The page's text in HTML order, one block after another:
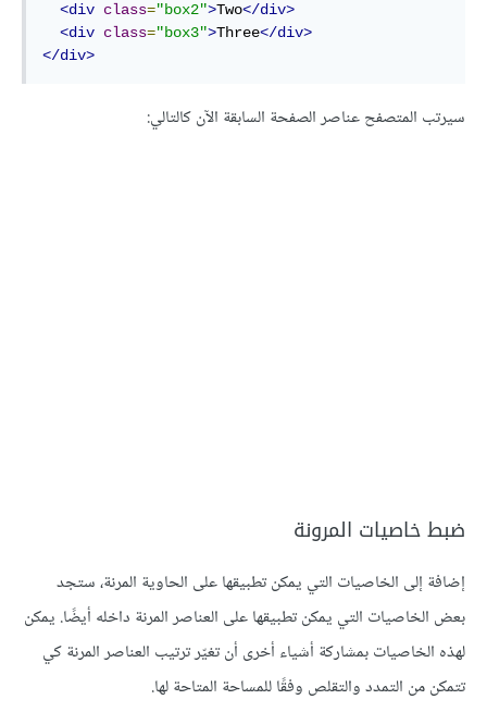
<div class="box2">Two</div>
<div class="box3">Three</div>
</div>
سيرتب المتصفح عناصر الصفحة السابقة الآن كالتالي:
ضبط خاصيات المرونة
إضافة إلى الخاصيات التي يمكن تطبيقها على الحاوية المرنة، ستجد
بعض الخاصيات التي يمكن تطبيقها على العناصر المرنة داخله أيضًا. يمكن
لهذه الخاصيات بمشاركة أشياء أخرى أن تغيّر ترتيب العناصر المرنة كي
تتمكن من التمدد والتقلص وفقًا للمساحة المتاحة لها.